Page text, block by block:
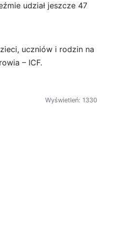
udział jeszcze 47
uczniów i rodzin na
– ICF.
Wyświetleń: 1330